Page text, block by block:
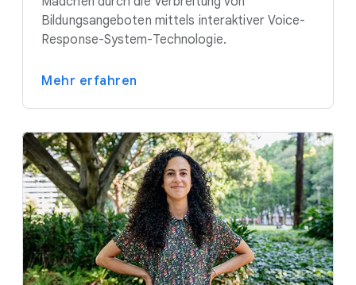
Bildungsangeboten mittels interaktiver Voice-
Response-System-Technologie.
Mehr erfahren